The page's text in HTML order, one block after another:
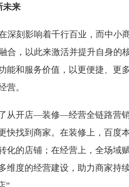
未来
深刻影响着千行百业，而中小
合，以此来激活并提升自身的
能和服务价值，以更便捷、更
营。
从开店—装修—经营全链路营
快找到商家。在装修上，百度
化的店铺；在经营上，全场域
维度的经营建设，助力商家持